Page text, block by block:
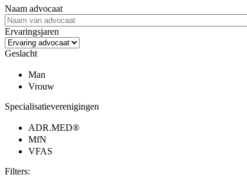
Naam advocaat
Ervaringsjaren
Geslacht
Man
Vrouw
Specialisatieverenigingen
ADR.MED®
MfN
VFAS
Filters: